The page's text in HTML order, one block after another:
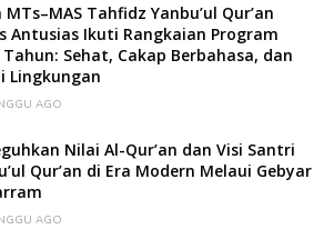
MTs–MAS Tahfidz Yanbu’ul Qur’an
Antusias Ikuti Rangkaian Program
Sehat, Cakap Berbahasa, dan
Lingkungan
AGO
Nilai Al-Qur’an dan Visi Santri
Qur’an di Era Modern Melaui Gebyar
AGO